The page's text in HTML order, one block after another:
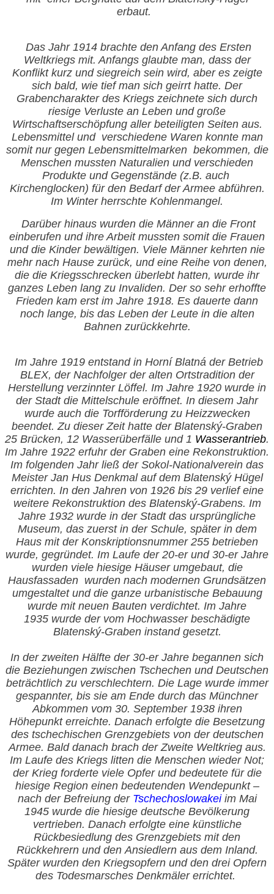
erbaut.
Das Jahr 1914 brachte den Anfang des Ersten
Weltkriegs mit. Anfangs glaubte man, dass der
Konflikt kurz und siegreich sein wird, aber es zeigte
sich bald, wie tief man sich geirrt hatte. Der
Grabencharakter des Kriegs zeichnete sich durch
riesige Verluste an Leben und große
Wirtschaftserschöpfung aller beteiligten Seiten aus.
Lebensmittel und verschiedene Waren konnte man
somit nur gegen Lebensmittelmarken bekommen, die
Menschen mussten Naturalien und verschieden
Produkte und Gegenstände (z.B. auch
Kirchenglocken) für den Bedarf der Armee abführen.
Im Winter herrschte Kohlenmangel.
Darüber hinaus wurden die Männer an die Front
einberufen und ihre Arbeit mussten somit die Frauen
und die Kinder bewältigen. Viele Männer kehrten nie
mehr nach Hause zurück, und eine Reihe von denen,
die die Kriegsschrecken überlebt hatten, wurde ihr
ganzes Leben lang zu Invaliden. Der so sehr erhoffte
Frieden kam erst im Jahre 1918. Es dauerte dann
noch lange, bis das Leben der Leute in die alten
Bahnen zurückkehrte.
Im Jahre1919 entstand in Horní Blatná der Betrieb
BLEX, der Nachfolger der alten Ortstradition der
Herstellung verzinnter Löffel. Im Jahre 1920 wurde in
der Stadt die Mittelschule eröffnet. In diesem Jahr
wurde auch die Torfförderung zu Heizzwecken
beendet. Zu dieser Zeit hatte der Blatenský-Graben
25 Brücken, 12 Wasserüberfälle und 1 Wasserantrieb.
Im Jahre 1922 erfuhr der Graben eine Rekonstruktion.
Im folgenden Jahr ließ der Sokol-Nationalverein das
Meister Jan Hus Denkmal auf dem Blatenský Hügel
errichten. In den Jahren von 1926 bis 29 verlief eine
weitere Rekonstruktion des Blatenský-Grabens. Im
Jahre 1932 wurde in der Stadt das ursprüngliche
Museum, das zuerst in der Schule, später in dem
Haus mit der Konskriptionsnummer 255 betrieben
wurde, gegründet. Im Laufe der 20-er und 30-er Jahre
wurden viele hiesige Häuser umgebaut, die
Hausfassaden wurden nach modernen Grundsätzen
umgestaltet und die ganze urbanistische Bebauung
wurde mit neuen Bauten verdichtet. Im Jahre
1935 wurde der vom Hochwasser beschädigte
Blatenský-Graben instand gesetzt.
In der zweiten Hälfte der30-er Jahre begannen sich
die Beziehungen zwischen Tschechen und Deutschen
beträchtlich zu verschlechtern. Die Lage wurde immer
gespannter, bis sie am Ende durch das Münchner
Abkommen vom 30. September 1938 ihren
Höhepunkt erreichte. Danach erfolgte die Besetzung
des tschechischen Grenzgebiets von der deutschen
Armee. Bald danach brach der Zweite Weltkrieg aus.
Im Laufe des Kriegs litten die Menschen wieder Not;
der Krieg forderte viele Opfer und bedeutete für die
hiesige Region einen bedeutenden Wendepunkt –
nach der Befreiung der Tschechoslowakeiim Mai
1945 wurde die hiesige deutsche Bevölkerung
vertrieben. Danach erfolgte eine künstliche
Rückbesiedlung des Grenzgebiets mit den
Rückkehrern und den Ansiedlern aus dem Inland.
Später wurden den Kriegsopfern und den drei Opfern
des Todesmarsches Denkmäler errichtet.